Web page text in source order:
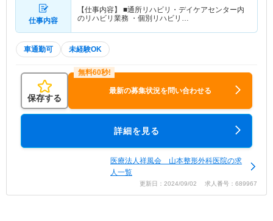
仕事内容
【仕事内容】 ■通所リハビリ・デイケアセンター内
のリハビリ業務 ・個別リハビリ…
車通勤可 未経験OK
保存する
最新の募集状況を問い合わせる
詳細を見る
医療法人祥風会 山本整形外科医院の求
人一覧
更新日：2024/09/02 求人番号：689967